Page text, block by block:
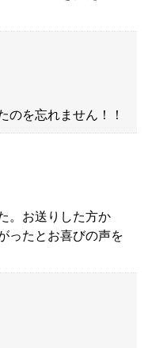
のを忘れません！！
。お送りした方か
ったとお喜びの声を